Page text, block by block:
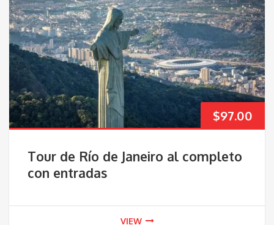
$97.00
Tour de Río de Janeiro al completo
con entradas
VIEW